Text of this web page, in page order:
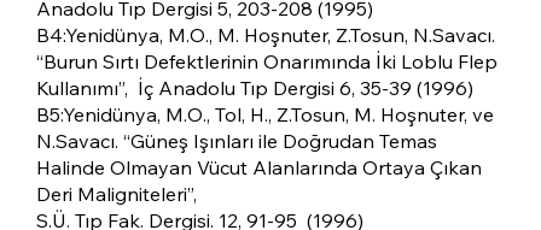
Anadolu Tıp Dergisi 5, 203-208 (1995)
B4:Yenidünya, M.O., M. Hoşnuter, Z.Tosun, N.Savacı.
“Burun Sırtı Defektlerinin Onarımında İki Loblu Flep
Kullanımı”, İç Anadolu Tıp Dergisi 6, 35-39 (1996)
B5:Yenidünya, M.O., Tol, H., Z.Tosun, M. Hoşnuter, ve
N.Savacı. “Güneş Işınları ile Doğrudan Temas
Halinde Olmayan Vücut Alanlarında Ortaya Çıkan
Deri Maligniteleri”,
S.Ü. Tıp Fak. Dergisi. 12, 91-95 (1996)